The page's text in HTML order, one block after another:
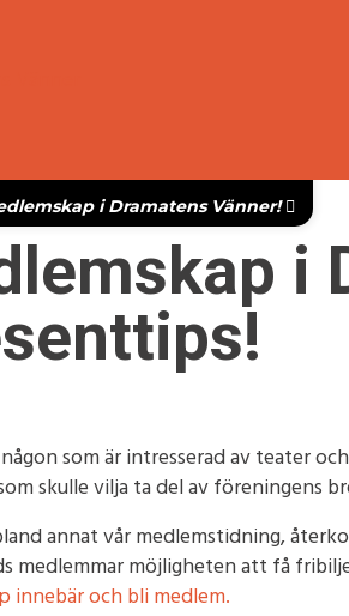
i Dramatens Vänner!
i
som är intresserad av teater
skulle vilja ta del av föreningens
annat vår medlemstidning,
medlemmar möjligheten att få
innebär och bli medlem.